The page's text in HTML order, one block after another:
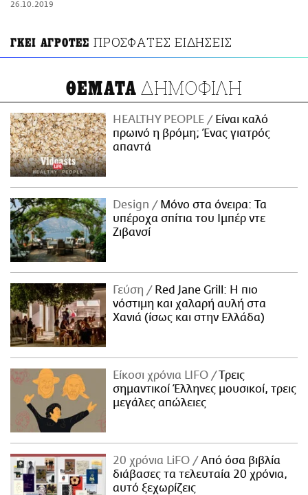
PRINT
26.10.2019
ΓΚΕΙ ΑΓΡΟΤΕΣ ΠΡΟΣΦΑΤΕΣ ΕΙΔΗΣΕΙΣ
ΘΕΜΑΤΑ ΔΗΜΟΦΙΛΗ
HEALTHY PEOPLE
Είναι καλό
πρωινό η βρόμη; Ένας γιατρός
απαντά
Design
Μόνο στα όνειρα: Τα
υπέροχα σπίτια του Ιμπέρ ντε
Ζιβανσί
Γεύση
Red Jane Grill: Η πιο
νόστιμη και χαλαρή αυλή στα
Χανιά (ίσως και στην Ελλάδα)
Είκοσι χρόνια LIFO
Tρεις
σημαντικοί Έλληνες μουσικοί, τρεις
μεγάλες απώλειες
20 χρόνια LiFO
Από όσα βιβλία
διάβασες τα τελευταία 20 χρόνια,
αυτό ξεχωρίζεις